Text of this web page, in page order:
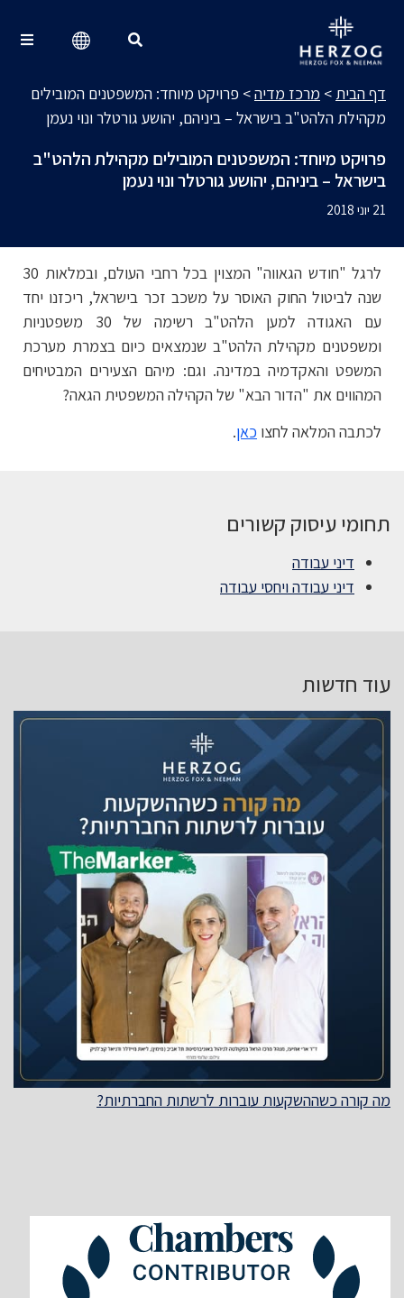
דף הבית > מרכז מדיה> פרויקט מיוחד: המשפטנים המובילים
מקהילת הלהט"ב בישראל – ביניהם, יהושע גורטלר ונוי נעמן
פרויקט מיוחד: המשפטנים המובילים מקהילת הלהט"ב
בישראל – ביניהם, יהושע גורטלר ונוי נעמן
21 יוני 2018
לרגל "חודש הגאווה" המצוין בכל רחבי העולם, ובמלאות 30
שנה לביטול החוק האוסר על משכב זכר בישראל, ריכזנו יחד
עם האגודה למען הלהט"ב רשימה של 30 משפטניות
ומשפטנים מקהילת הלהט"ב שנמצאים כיום בצמרת מערכת
המשפט והאקדמיה במדינה. וגם: מיהם הצעירים המבטיחים
המהווים את "הדור הבא" של הקהילה המשפטית הגאה?
לכתבה המלאה לחצו כאן.
תחומי עיסוק קשורים
דיני עבודה
דיני עבודה ויחסי עבודה
עוד חדשות
מה קורה כשההשקעות עוברות לרשתות החברתיות?